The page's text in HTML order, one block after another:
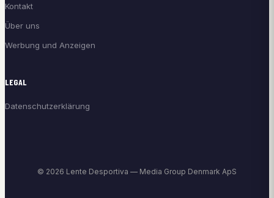
Kontakt
Über uns
Werbung und Anzeigen
LEGAL
Datenschutzerklärung
© 2026 Lente Desportiva — Media Group Denmark ApS